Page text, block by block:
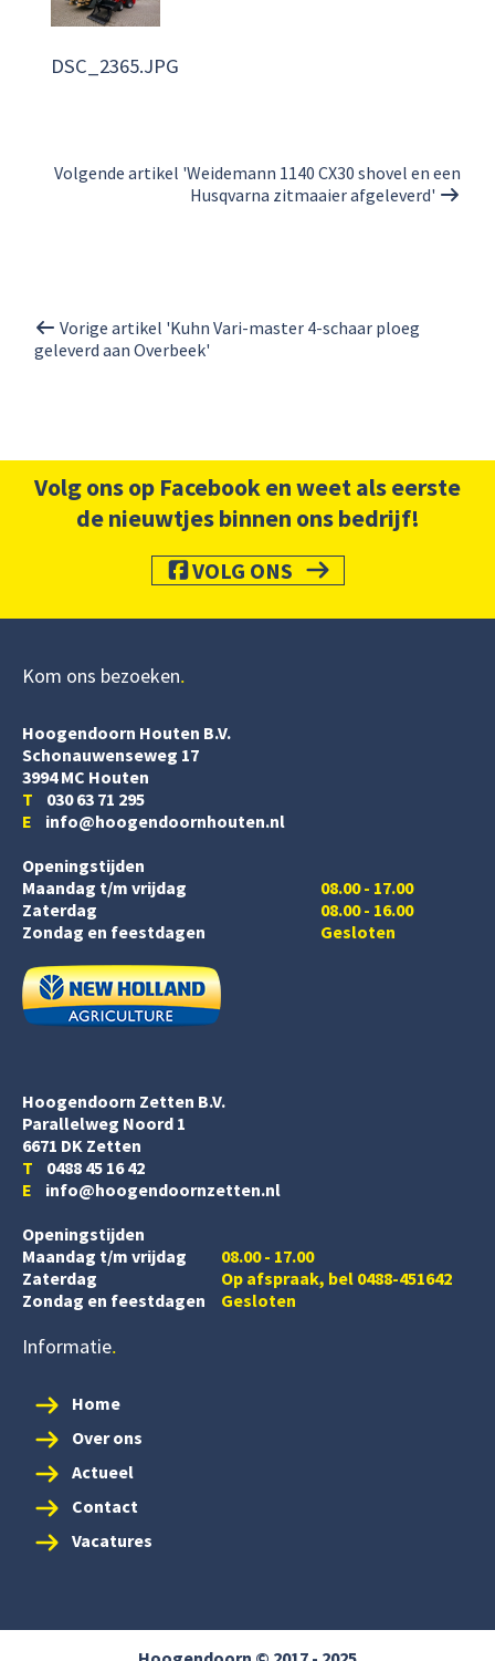
DSC_2365.JPG
Volgende artikel 'Weidemann 1140 CX30 shovel en een
Husqvarna zitmaaier afgeleverd'
Vorige artikel 'Kuhn Vari-master 4-schaar ploeg
geleverd aan Overbeek'
Volg ons op Facebook en weet als eerste
de nieuwtjes binnen ons bedrijf!
VOLG ONS
Kom ons bezoeken
Hoogendoorn Houten B.V.
Schonauwenseweg 17
3994 MC Houten
T 030 63 71 295
E info@hoogendoornhouten.nl
Openingstijden
Maandag t/m vrijdag
Zaterdag
08.00 - 17.00
08.00 - 16.00
Zondag en feestdagen
Gesloten
Hoogendoorn Zetten B.V.
Parallelweg Noord 1
6671 DK Zetten
T 0488 45 16 42
E info@hoogendoornzetten.nl
Openingstijden
Maandag t/m vrijdag
08.00 - 17.00
Zaterdag
Op afspraak, bel 0488-451642
Zondag en feestdagen
Gesloten
Informatie
Home
Over ons
Actueel
Contact
Vacatures